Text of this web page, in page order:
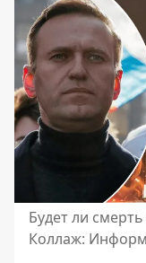
Будет ли
Коллаж: